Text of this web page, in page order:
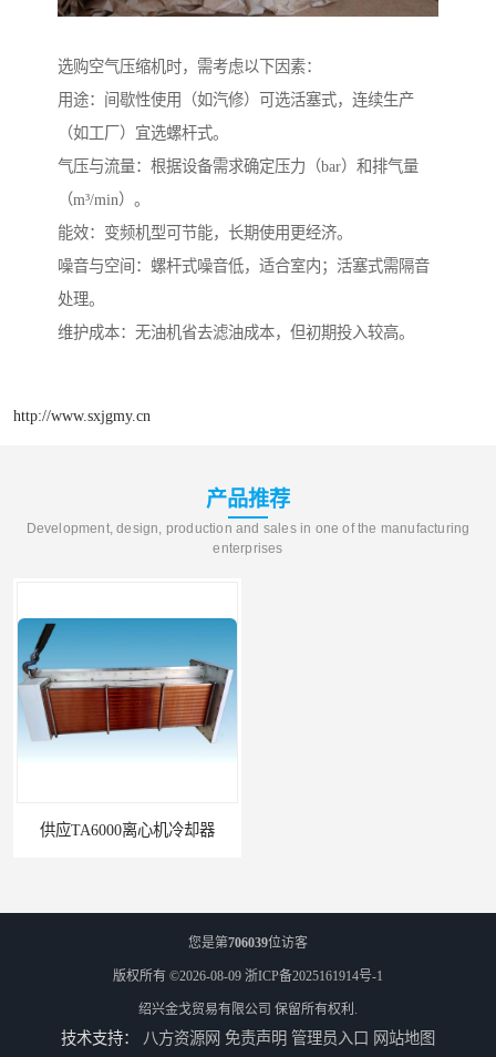
选购空气压缩机时，需考虑以下因素：
用途：间歇性使用（如汽修）可选活塞式，连续生产
（如工厂）宜选螺杆式。
气压与流量：根据设备需求确定压力（bar）和排气量
（m³/min）。
能效：变频机型可节能，长期使用更经济。
噪音与空间：螺杆式噪音低，适合室内；活塞式需隔音
处理。
维护成本：无油机省去滤油成本，但初期投入较高。
http://www.sxjgmy.cn
产品推荐
Development, design, production and sales in one of the manufacturing
enterprises
供应TA6000离心机冷却器
您是第706039位访客
版权所有 ©2026-08-09 浙ICP备2025161914号-1
绍兴金戈贸易有限公司 保留所有权利.
技术支持： 八方资源网 免责声明 管理员入口 网站地图